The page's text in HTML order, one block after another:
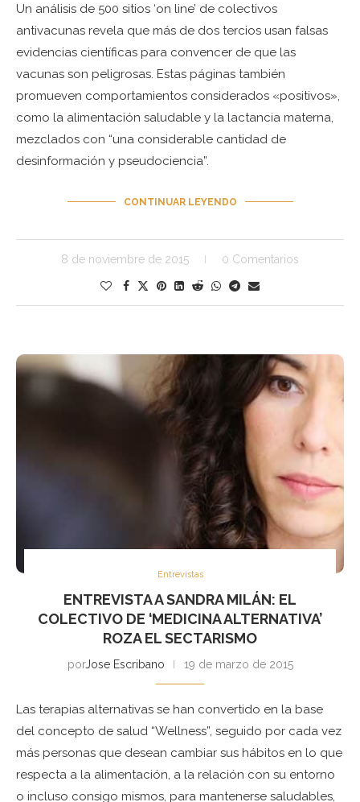
Un análisis de 500 sitios ‘on line’ de colectivos
antivacunas revela que más de dos tercios usan falsas
evidencias científicas para convencer de que las
vacunas son peligrosas. Estas páginas también
promueven comportamientos considerados «positivos»,
como la alimentación saludable y la lactancia materna,
mezclados con “una considerable cantidad de
desinformación y pseudociencia”.
CONTINUAR LEYENDO
8 de noviembre de 2015 0 Comentarios
Entrevistas
ENTREVISTA A SANDRA MILÁN: EL
COLECTIVO DE ‘MEDICINA ALTERNATIVA’
ROZA EL SECTARISMO
porJose Escribano 19 de marzo de 2015
Las terapias alternativas se han convertido en la base
del concepto de salud “Wellness”, seguido por cada vez
más personas que desean cambiar sus hábitos en lo que
respecta a la alimentación, a la relación con su entorno
o incluso consigo mismos, para mantenerse saludables,